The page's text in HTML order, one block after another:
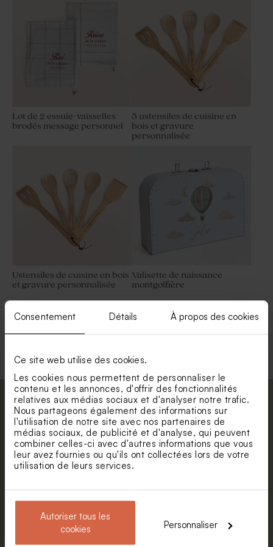
Consentement Détails À propos des cookies
Ce site web utilise des cookies.
Les cookies nous permettent de personnaliser le
contenu et les annonces, d'offrir des fonctionnalités
relatives aux médias sociaux et d'analyser notre trafic.
Nous partageons également des informations sur
l'utilisation de notre site avec nos partenaires de
médias sociaux, de publicité et d'analyse, qui peuvent
combiner celles-ci avec d'autres informations que vous
leur avez fournies ou qu'ils ont collectées lors de votre
utilisation de leurs services.
Autoriser tous les
cookies
Personnaliser
Lot de 2 essuie-vaisselles
brodés message personnel
5 ustensiles de cuisine en
bois et gravure
personnalisée
Ustensiles de cuisine en bois
et gravure personnalisée
Valisette de naissance
montgolfière
Valisette de naissance
champ de fleurs
Boîte à souvenirs en bois
naissance montgolfière
Voir +
Abonnez-vous à la newsletter et restez
informé. Petite surprise : bénéficiez de 5%
de réduction.
Prénom